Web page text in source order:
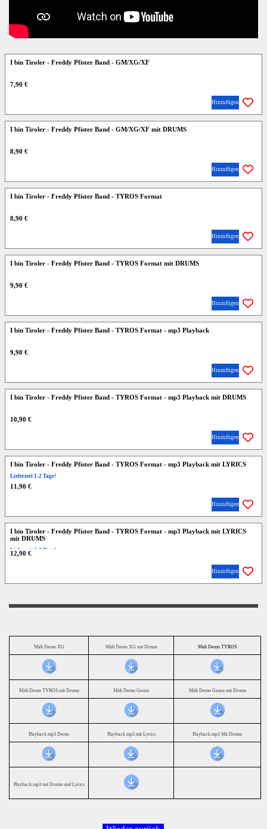
I bin Tiroler - Freddy Pfister Band - GM/XG/XF
7,90 €
Hinzufügen
I bin Tiroler - Freddy Pfister Band - GM/XG/XF mit DRUMS
8,90 €
Hinzufügen
I bin Tiroler - Freddy Pfister Band - TYROS Format
8,90 €
Hinzufügen
I bin Tiroler - Freddy Pfister Band - TYROS Format mit DRUMS
9,90 €
Hinzufügen
I bin Tiroler - Freddy Pfister Band - TYROS Format - mp3 Playback
9,90 €
Hinzufügen
I bin Tiroler - Freddy Pfister Band - TYROS Format - mp3 Playback mit DRUMS
10,90 €
Hinzufügen
I bin Tiroler - Freddy Pfister Band - TYROS Format - mp3 Playback mit LYRICS
Lieferzeit 1-2 Tage!
11,90 €
Hinzufügen
I bin Tiroler - Freddy Pfister Band - TYROS Format - mp3 Playback mit LYRICS
mit DRUMS
Lieferzeit 1-2 Tage!
12,90 €
Hinzufügen
Midi Demo XG Midi Demo XG mit Drums Midi Demo TYROS
Midi Demo TYROS mit Drums Midi Demo Genos Midi Demo Genos mit Drums
Playback mp3 Demo Playback mp3 mit Lyrics Playback mp3 Mit Drums
Playback mp3 mit Drums und Lyrics